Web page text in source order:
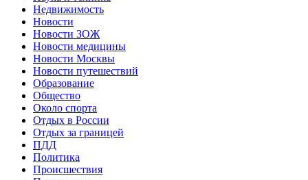
Недвижимость
Новости
Новости ЗОЖ
Новости медицины
Новости Москвы
Новости путешествий
Образование
Общество
Около спорта
Отдых в России
Отдых за границей
ПДД
Политика
Происшествия